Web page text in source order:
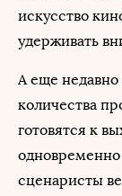
искусство
удерживать
А еще
количества
готовятся к
одновременно
сценаристы